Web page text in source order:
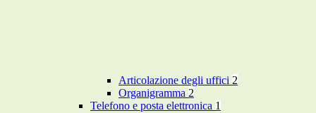
Articolazione degli uffici 2
Organigramma 2
Telefono e posta elettronica 1